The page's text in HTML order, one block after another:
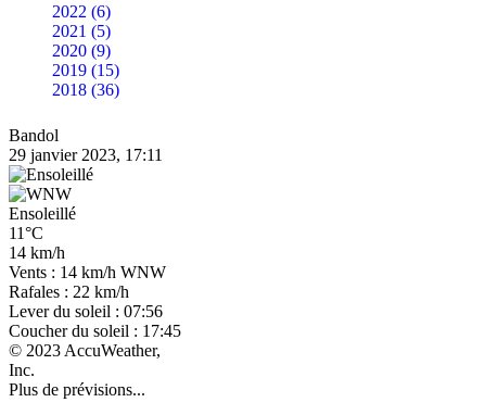
2022 (6)
2021 (5)
2020 (9)
2019 (15)
2018 (36)
Bandol
29 janvier 2023, 17:11
Ensoleillé
11°C
14 km/h
Vents : 14 km/h WNW
Rafales : 22 km/h
Lever du soleil : 07:56
Coucher du soleil : 17:45
© 2023 AccuWeather,
Inc.
Plus de prévisions...